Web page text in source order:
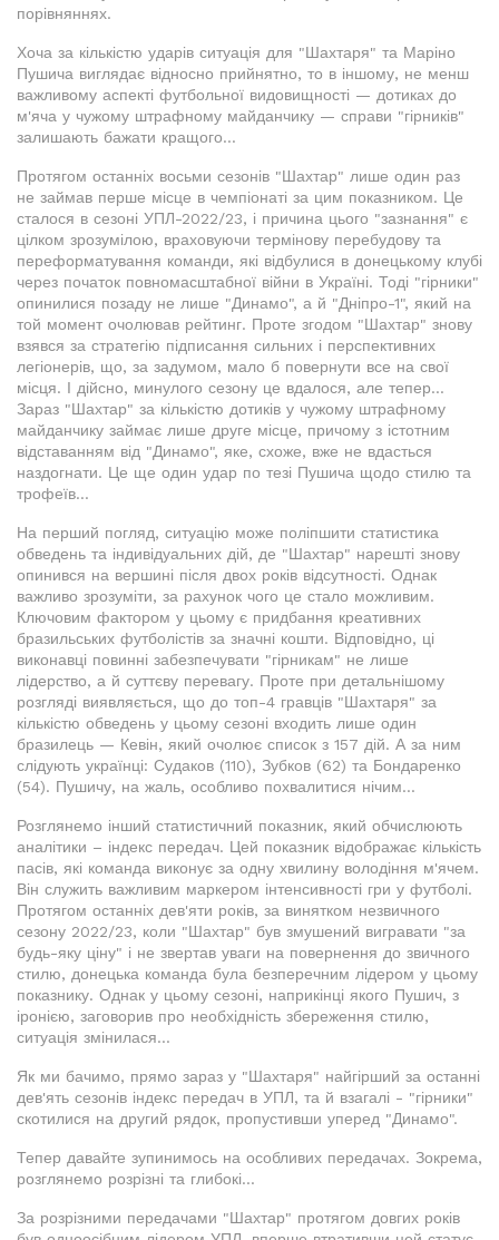
порівняннях.
Хоча за кількістю ударів ситуація для "Шахтаря" та Маріно
Пушича виглядає відносно прийнятно, то в іншому, не менш
важливому аспекті футбольної видовищності — дотиках до
м'яча у чужому штрафному майданчику — справи "гірників"
залишають бажати кращого...
Протягом останніх восьми сезонів "Шахтар" лише один раз
не займав перше місце в чемпіонаті за цим показником. Це
сталося в сезоні УПЛ-2022/23, і причина цього "зазнання" є
цілком зрозумілою, враховуючи термінову перебудову та
переформатування команди, які відбулися в донецькому клубі
через початок повномасштабної війни в Україні. Тоді "гірники"
опинилися позаду не лише "Динамо", а й "Дніпро-1", який на
той момент очолював рейтинг. Проте згодом "Шахтар" знову
взявся за стратегію підписання сильних і перспективних
легіонерів, що, за задумом, мало б повернути все на свої
місця. І дійсно, минулого сезону це вдалося, але тепер...
Зараз "Шахтар" за кількістю дотиків у чужому штрафному
майданчику займає лише друге місце, причому з істотним
відставанням від "Динамо", яке, схоже, вже не вдасться
наздогнати. Це ще один удар по тезі Пушича щодо стилю та
трофеїв...
На перший погляд, ситуацію може поліпшити статистика
обведень та індивідуальних дій, де "Шахтар" нарешті знову
опинився на вершині після двох років відсутності. Однак
важливо зрозуміти, за рахунок чого це стало можливим.
Ключовим фактором у цьому є придбання креативних
бразильських футболістів за значні кошти. Відповідно, ці
виконавці повинні забезпечувати "гірникам" не лише
лідерство, а й суттєву перевагу. Проте при детальнішому
розгляді виявляється, що до топ-4 гравців "Шахтаря" за
кількістю обведень у цьому сезоні входить лише один
бразилець — Кевін, який очолює список з 157 дій. А за ним
слідують українці: Судаков (110), Зубков (62) та Бондаренко
(54). Пушичу, на жаль, особливо похвалитися нічим...
Розглянемо інший статистичний показник, який обчислюють
аналітики – індекс передач. Цей показник відображає кількість
пасів, які команда виконує за одну хвилину володіння м'ячем.
Він служить важливим маркером інтенсивності гри у футболі.
Протягом останніх дев'яти років, за винятком незвичного
сезону 2022/23, коли "Шахтар" був змушений вигравати "за
будь-яку ціну" і не звертав уваги на повернення до звичного
стилю, донецька команда була безперечним лідером у цьому
показнику. Однак у цьому сезоні, наприкінці якого Пушич, з
іронією, заговорив про необхідність збереження стилю,
ситуація змінилася...
Як ми бачимо, прямо зараз у "Шахтаря" найгірший за останні
дев'ять сезонів індекс передач в УПЛ, та й взагалі - "гірники"
скотилися на другий рядок, пропустивши уперед "Динамо".
Тепер давайте зупинимось на особливих передачах. Зокрема,
розглянемо розрізні та глибокі...
За розрізними передачами "Шахтар" протягом довгих років